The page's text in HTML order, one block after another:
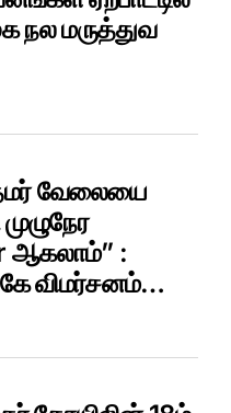
நல மருத்துவ
வேலையை
ஆகலாம்” :
விமர்சனம்…